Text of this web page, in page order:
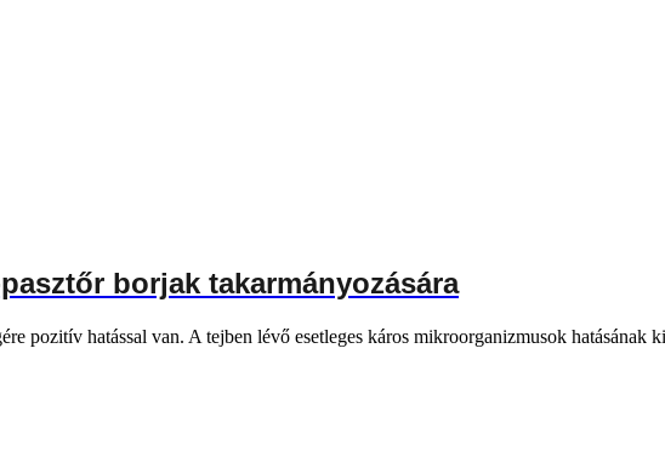
borjak takarmányozására
pozitív hatással van. A tejben lévő esetleges káros mikroorganizmusok hatásának